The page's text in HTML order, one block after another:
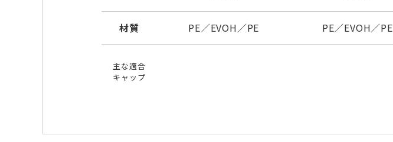
材質
主な適合
キャップ
PE／EVOH／PE PE／EVOH／PE